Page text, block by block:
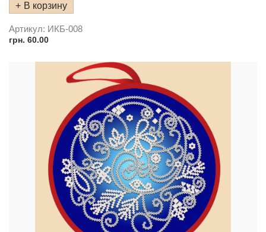
В корзину
Артикул: ИКБ-008
грн. 60.00